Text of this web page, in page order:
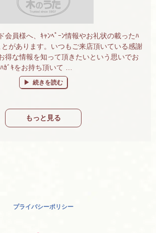
会員様へ、ｷｬﾝﾍﾟｰﾝ情報やお礼状の載ったﾊ
とがあります。いつもご来店頂いている感謝
得な情報を知って頂きたいという思いでお
ｶﾞｷをお持ち頂いて …
“木のうたからの気持ちです” の
続きを読む
もっと見る
プライバシーポリシー